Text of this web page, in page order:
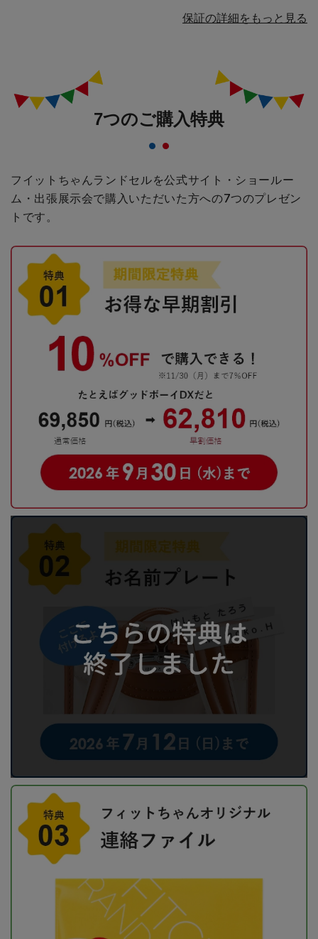
保証の詳細をもっと見る
7つのご購入特典
フイットちゃんランドセルを公式サイト・ショールー
ム・出張展示会で購入いただいた方への7つのプレゼン
トです。